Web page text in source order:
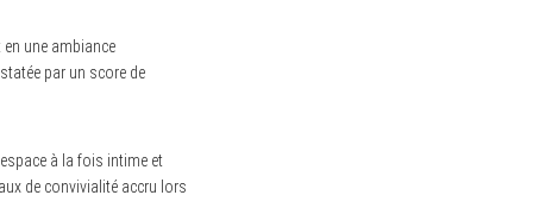
une ambiance
par un score de
à la fois intime et
de convivialité accru lors